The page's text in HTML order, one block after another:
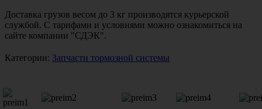
Доставка грузов весом до 3 кг производятся курьерской
службой. С тарифами и условиями можно ознакомиться на
сайте компании "СДЭК".
Категории: Запчасти тормозной системы